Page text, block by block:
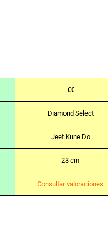
€€
Diamond Select
Jeet Kune Do
23 cm
Consultar valoraciones